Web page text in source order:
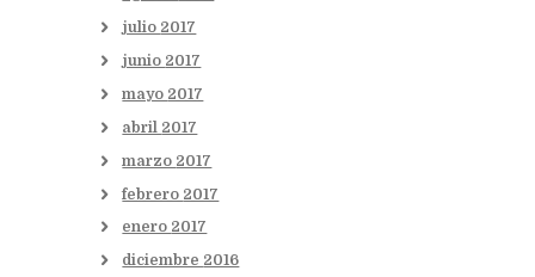
julio 2017
junio 2017
mayo 2017
abril 2017
marzo 2017
febrero 2017
enero 2017
diciembre 2016